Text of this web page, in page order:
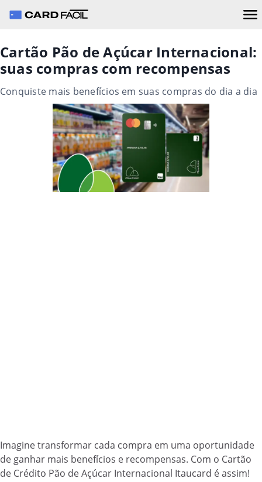
Cartão Pão de Açúcar Internacional:
suas compras com recompensas
Conquiste mais benefícios em suas compras do dia a dia
Imagine transformar cada compra em uma oportunidade
de ganhar mais benefícios e recompensas. Com o Cartão
de Crédito Pão de Açúcar Internacional Itaucard é assim!